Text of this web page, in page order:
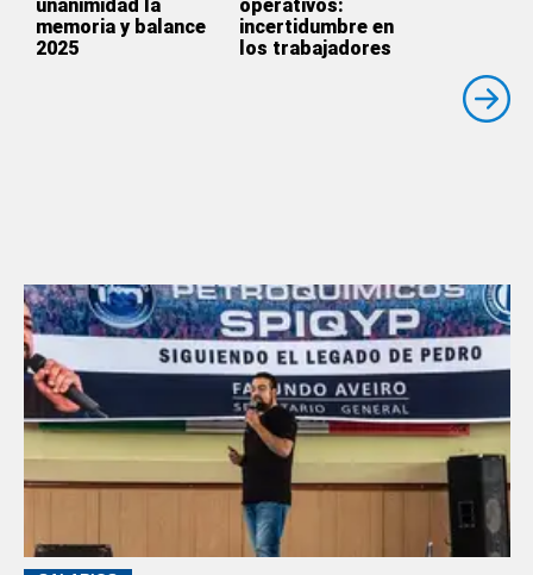
unanimidad la
memoria y balance
2025
operativos:
incertidumbre en
los trabajadores